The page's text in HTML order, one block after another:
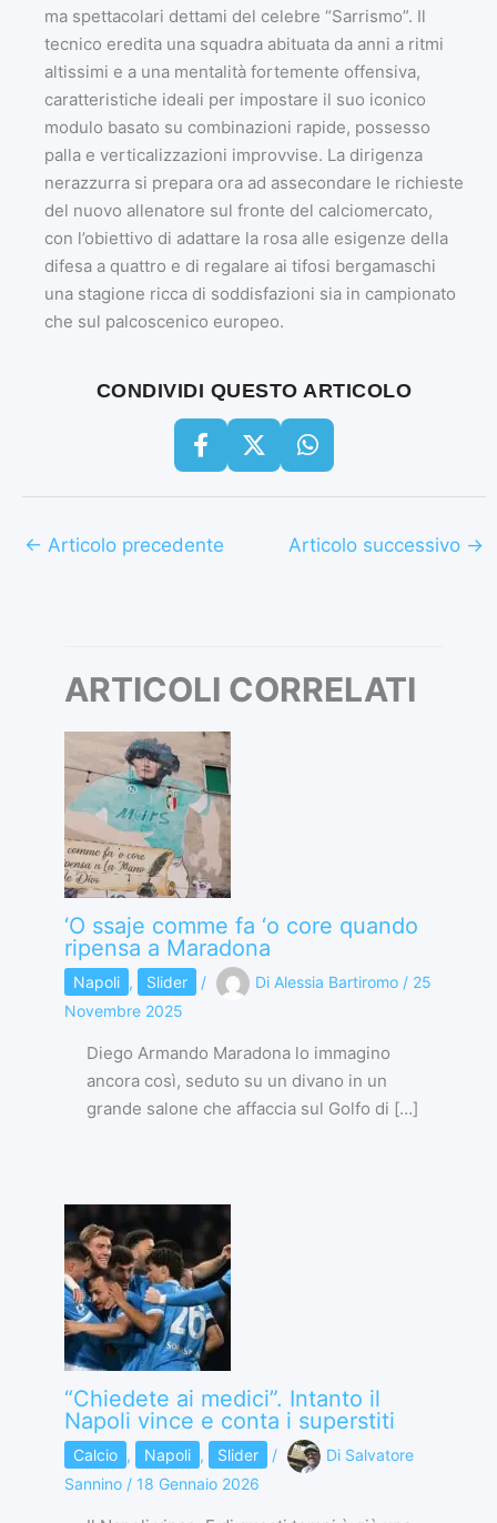
ma spettacolari dettami del celebre “Sarrismo”. Il
tecnico eredita una squadra abituata da anni a ritmi
altissimi e a una mentalità fortemente offensiva,
caratteristiche ideali per impostare il suo iconico
modulo basato su combinazioni rapide, possesso
palla e verticalizzazioni improvvise. La dirigenza
nerazzurra si prepara ora ad assecondare le richieste
del nuovo allenatore sul fronte del calciomercato,
con l’obiettivo di adattare la rosa alle esigenze della
difesa a quattro e di regalare ai tifosi bergamaschi
una stagione ricca di soddisfazioni sia in campionato
che sul palcoscenico europeo.
CONDIVIDI QUESTO ARTICOLO
← Articolo precedente Articolo successivo →
ARTICOLI CORRELATI
‘O ssaje comme fa ‘o core quando
ripensa a Maradona
Napoli , Slider / Di Alessia Bartiromo / 25
Novembre 2025
Diego Armando Maradona lo immagino
ancora così, seduto su un divano in un
grande salone che affaccia sul Golfo di […]
“Chiedete ai medici”. Intanto il
Napoli vince e conta i superstiti
Calcio , Napoli , Slider / Di Salvatore
Sannino / 18 Gennaio 2026